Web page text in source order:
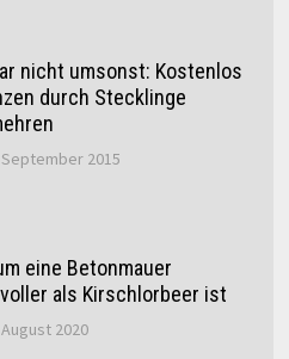
nicht umsonst: Kostenlos
durch Stecklinge
September 2015
eine Betonmauer
als Kirschlorbeer ist
2020